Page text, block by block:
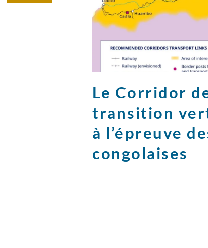
Le Corridor
transition
à l’épreuve
congolaises